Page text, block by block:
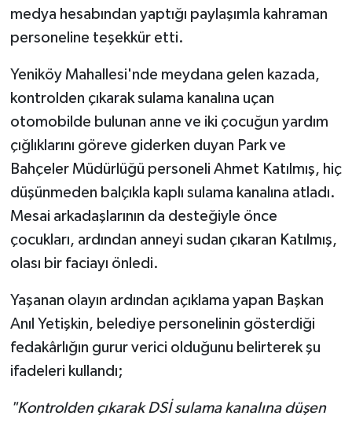
medya hesabından yaptığı paylaşımla kahraman
personeline teşekkür etti.
Yeniköy Mahallesi'nde meydana gelen kazada,
kontrolden çıkarak sulama kanalına uçan
otomobilde bulunan anne ve iki çocuğun yardım
çığlıklarını göreve giderken duyan Park ve
Bahçeler Müdürlüğü personeli Ahmet Katılmış, hiç
düşünmeden balçıkla kaplı sulama kanalına atladı.
Mesai arkadaşlarının da desteğiyle önce
çocukları, ardından anneyi sudan çıkaran Katılmış,
olası bir faciayı önledi.
Yaşanan olayın ardından açıklama yapan Başkan
Anıl Yetişkin, belediye personelinin gösterdiği
fedakârlığın gurur verici olduğunu belirterek şu
ifadeleri kullandı;
"Kontrolden çıkarak DSİ sulama kanalına düşen